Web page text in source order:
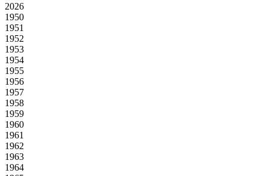
2026
1950
1951
1952
1953
1954
1955
1956
1957
1958
1959
1960
1961
1962
1963
1964